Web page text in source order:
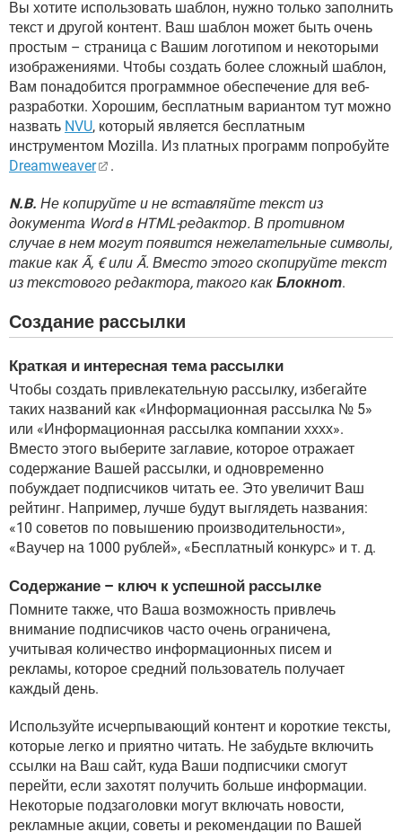
Вы хотите использовать шаблон, нужно только заполнить
текст и другой контент. Ваш шаблон может быть очень
простым – страница с Вашим логотипом и некоторыми
изображениями. Чтобы создать более сложный шаблон,
Вам понадобится программное обеспечение для веб-
разработки. Хорошим, бесплатным вариантом тут можно
назвать NVU, который является бесплатным
инструментом Mozilla. Из платных программ попробуйте
Dreamweaver
.
N.B. Не копируйте и не вставляйте текст из
документа Word в HTML-редактор. В противном
случае в нем могут появится нежелательные символы,
такие как Ã, € или Ã. Вместо этого скопируйте текст
из текстового редактора, такого как Блокнот.
Создание рассылки
Краткая и интересная тема рассылки
Чтобы создать привлекательную рассылку, избегайте
таких названий как «Информационная рассылка № 5»
или «Информационная рассылка компании хххх».
Вместо этого выберите заглавие, которое отражает
содержание Вашей рассылки, и одновременно
побуждает подписчиков читать ее. Это увеличит Ваш
рейтинг. Например, лучше будут выглядеть названия:
«10 советов по повышению производительности»,
«Ваучер на 1000 рублей», «Бесплатный конкурс» и т. д.
Содержание – ключ к успешной рассылке
Помните также, что Ваша возможность привлечь
внимание подписчиков часто очень ограничена,
учитывая количество информационных писем и
рекламы, которое средний пользователь получает
каждый день.
Используйте исчерпывающий контент и короткие тексты,
которые легко и приятно читать. Не забудьте включить
ссылки на Ваш сайт, куда Ваши подписчики смогут
перейти, если захотят получить больше информации.
Некоторые подзаголовки могут включать новости,
рекламные акции, советы и рекомендации по Вашей